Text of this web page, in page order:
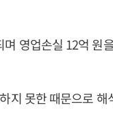
영업손실 12억 원
지 못한 때문으로 해